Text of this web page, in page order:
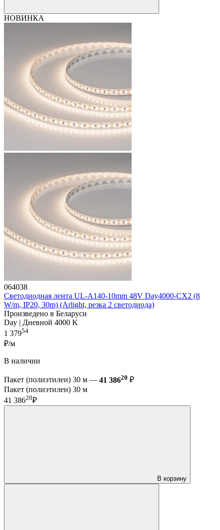
НОВИНКА
064038
Светодиодная лента UL-A140-10mm 48V Day4000-CX2 (8
W/m, IP20, 30m) (Arlight, резка 2 светодиода)
Произведено в Беларуси
Day | Дневной 4000 K
1 37954
₽/м
В наличии
Пакет (полиэтилен) 30 м — 41 38620 ₽
Пакет (полиэтилен) 30 м
41 38620₽
В корзину